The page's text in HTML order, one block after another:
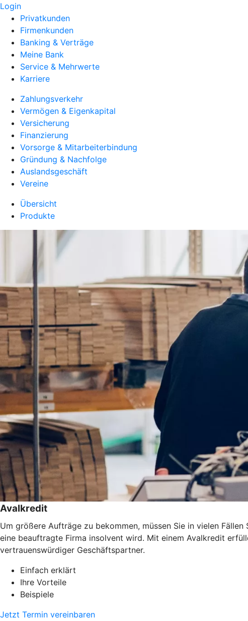
Login
Privatkunden
Firmenkunden
Banking & Verträge
Meine Bank
Service & Mehrwerte
Karriere
Zahlungsverkehr
Vermögen & Eigenkapital
Versicherung
Finanzierung
Vorsorge & Mitarbeiterbindung
Gründung & Nachfolge
Auslandsgeschäft
Vereine
Übersicht
Produkte
Avalkredit
Um größere Aufträge zu bekommen, müssen Sie in vielen
eine beauftragte Firma insolvent wird. Mit einem Avalkredit
vertrauenswürdiger Geschäftspartner.
Einfach erklärt
Ihre Vorteile
Beispiele
Jetzt Termin vereinbaren